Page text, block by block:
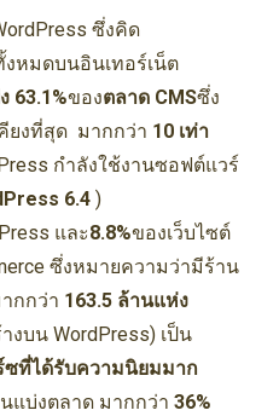
ซึ่งคิด
งหมดบนอินเทอร์เน็ต
63.1%ของตลาด CMSซึ่ง
ยงที่สุด มากกว่า 10 เท่า
กำลังใช้งานซอฟต์แวร์
6.4)
และ8.8%ของเว็บไซต์
ซึ่งหมายความว่ามีร้าน
กกว่า 163.5 ล้านแห่ง
งบน WordPress) เป็น
ซที่ได้รับความนิยมมาก
แบ่งตลาด มากกว่า 36%